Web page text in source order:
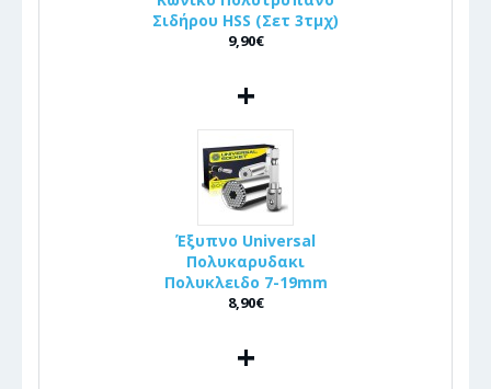
Σιδήρου HSS (Σετ 3τμχ)
9,90€
+
Έξυπνο Universal
Πολυκαρυδακι
Πολυκλειδο 7-19mm
8,90€
+